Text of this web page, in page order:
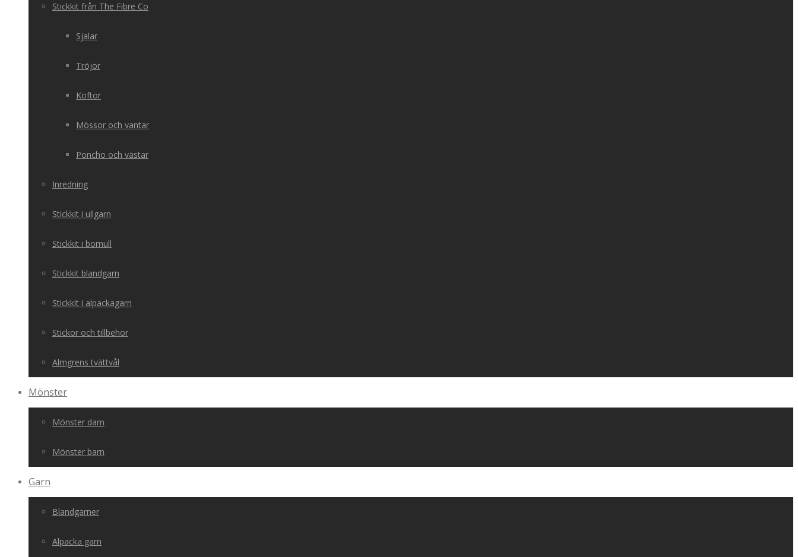
Stickkit från The Fibre Co
Sjalar
Tröjor
Koftor
Mössor och vantar
Poncho och västar
Inredning
Stickkit i ullgarn
Stickkit i bomull
Stickkit blandgarn
Stickkit i alpackagarn
Stickor och tillbehör
Almgrens tvättvål
Mönster
Mönster dam
Mönster barn
Garn
Blandgarner
Alpacka garn